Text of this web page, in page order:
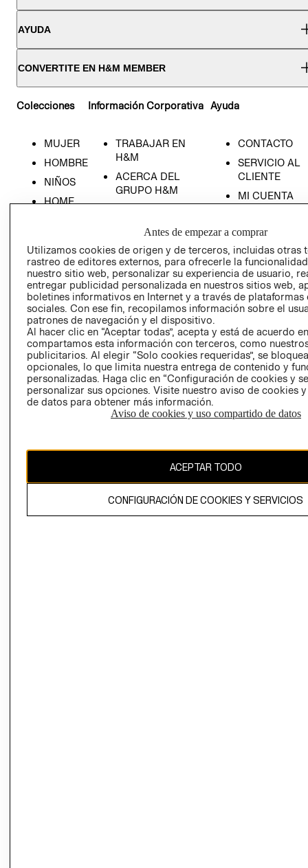
AYUDA
CONVERTITE EN H&M MEMBER
Colecciones
MUJER
HOMBRE
NIÑOS
HOME
Información Corporativa
TRABAJAR EN
H&M
ACERCA DEL
GRUPO H&M
RELACIÓN CON
INVERSIONISTAS
POLÍTICA
EMPRESARIAL
Ayuda
CONTACTO
SERVICIO AL
CLIENTE
MI CUENTA
TIENDAS
- RETIRO EN
TIENDA
TÉRMINOS Y
CONDICIONES
AVISO DE
PRIVACIDAD
GIFT CARD
AVISO DE
COOKIES
Antes de empezar a comprar
Utilizamos cookies de origen y de terceros, incluidas otras
rastreo de editores externos, para ofrecerle la
nuestro sitio web, personalizar su experiencia de usuario,
entregar publicidad personalizada en nuestros sitios web,
boletines informativos en Internet y a través de plataformas
sociales. Con ese fin, recopilamos información sobre el
patrones de navegación y el dispositivo.
Al hacer clic en “Aceptar todas”, acepta y está de acuerdo
compartamos esta información con terceros, como
publicitarios. Al elegir “Solo cookies requeridas”, se
opcionales, lo que limita nuestra entrega de contenido y
personalizadas. Haga clic en “Configuración de cookies y
personalizar sus opciones. Visite nuestro aviso de cookies
de datos para obtener más información.
Aviso de cookies y uso compartido de datos
ACEPTAR TODO
CONFIGURACIÓN DE COOKIES Y SERVICIOS